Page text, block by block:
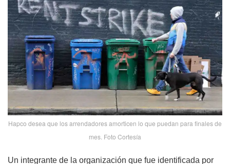
Hapco desea que los arrendadores amorticen lo que puedan para finales de
mes. Foto Cortesía
Un integrante de la organización que fue identificada por